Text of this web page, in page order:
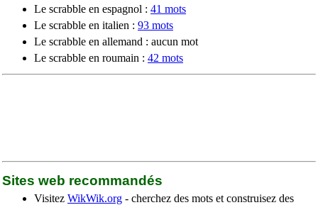
Le scrabble en espagnol : 41 mots
Le scrabble en italien : 93 mots
Le scrabble en allemand : aucun mot
Le scrabble en roumain : 42 mots
Sites web recommandés
Visitez WikWik.org - cherchez des mots et construisez des